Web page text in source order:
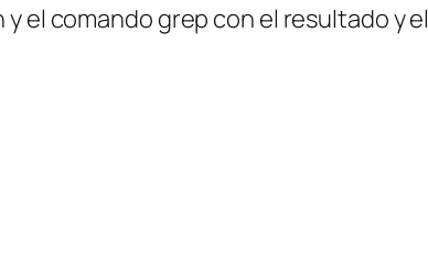
el comando grep con el resultado y el